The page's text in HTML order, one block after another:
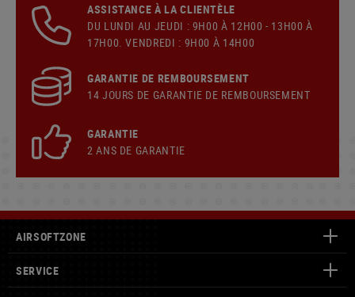
ASSISTANCE À LA CLIENTÈLE
DU LUNDI AU JEUDI : 9H00 À 12H00 - 13H00 À
17H00. VENDREDI : 9H00 À 14H00
GARANTIE DE REMBOURSEMENT
14 JOURS DE GARANTIE DE REMBOURSEMENT
GARANTIE
2 ANS DE GARANTIE
AIRSOFTZONE
SERVICE